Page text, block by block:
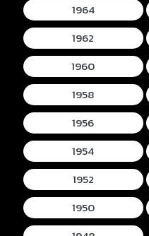
1964
1962
1960
1958
1956
1954
1952
1950